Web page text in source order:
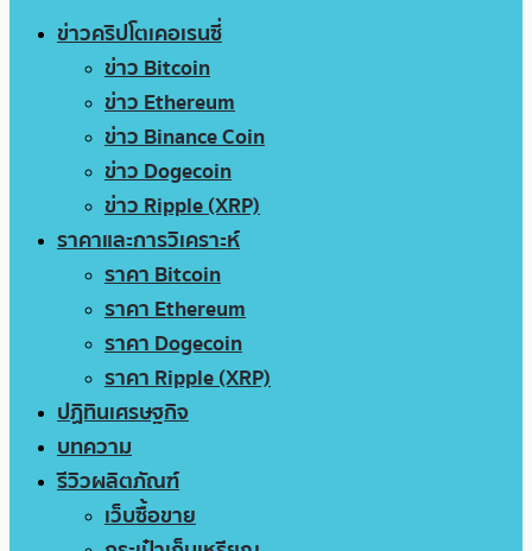
ข่าวคริปโตเคอเรนซี่
ข่าว Bitcoin
ข่าว Ethereum
ข่าว Binance Coin
ข่าว Dogecoin
ข่าว Ripple (XRP)
ราคาและการวิเคราะห์
ราคา Bitcoin
ราคา Ethereum
ราคา Dogecoin
ราคา Ripple (XRP)
ปฏิทินเศรษฐกิจ
บทความ
รีวิวผลิตภัณฑ์
เว็บซื้อขาย